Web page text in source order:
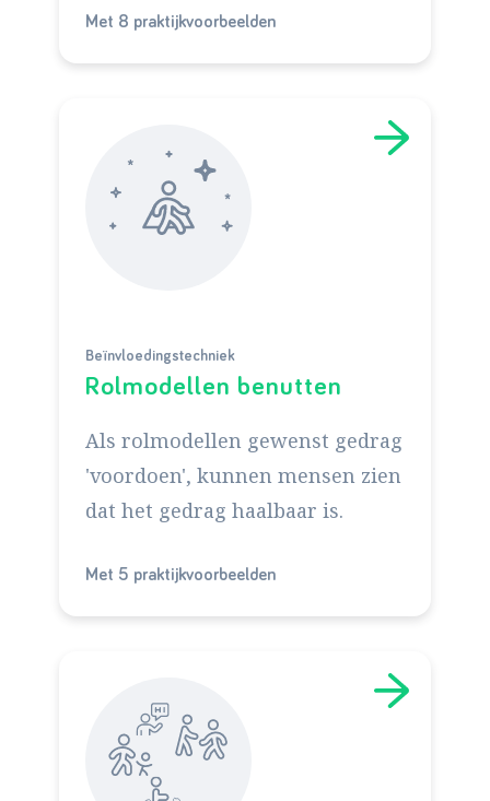
Met 8 praktijkvoorbeelden
Beïnvloedingstechniek
Rolmodellen benutten
Als rolmodellen gewenst gedrag
'voordoen', kunnen mensen zien
dat het gedrag haalbaar is.
Met 5 praktijkvoorbeelden